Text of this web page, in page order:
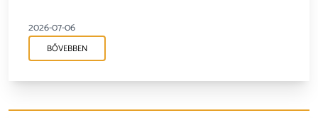
2026-07-06
BŐVEBBEN